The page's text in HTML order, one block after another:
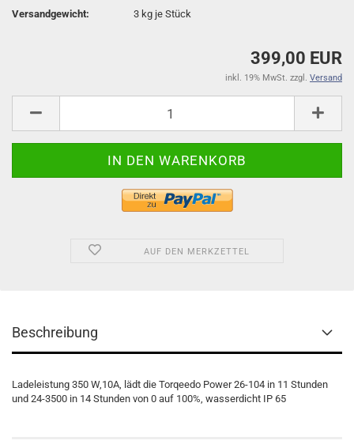
Versandgewicht: 3 kg je Stück
399,00 EUR
inkl. 19% MwSt. zzgl. Versand
AUF DEN MERKZETTEL
Beschreibung
Ladeleistung 350 W,10A, lädt die Torqeedo Power 26-104 in 11 Stunden
und 24-3500 in 14 Stunden von 0 auf 100%, wasserdicht IP 65